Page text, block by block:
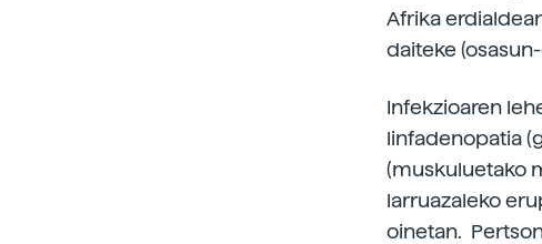
Afrika
daiteke
Infekzioaren
linfadenopatia
(muskuluetako
larruazaleko
oinetan.